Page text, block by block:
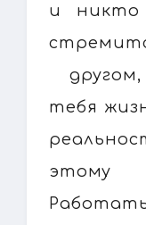
и никто
тебя
этому